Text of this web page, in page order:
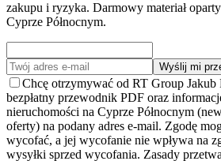
zakupu i ryzyka. Darmowy materiał
Cyprze Północnym.
Wyślij mi
Chcę otrzymywać od RT Group Jakub
bezpłatny przewodnik PDF oraz
nieruchomości na Cyprze Północnym
oferty) na podany adres e-mail. Zgodę
wycofać, a jej wycofanie nie wpływa na
wysyłki sprzed wycofania. Zasady